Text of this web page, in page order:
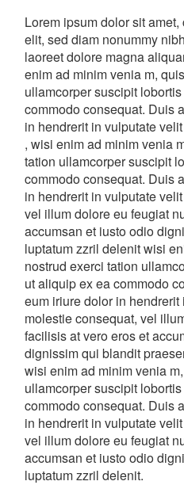
Lorem ipsum dolor sit
elit, sed diam nonummy
laoreet dolore magna
enim ad minim venia m,
ullamcorper suscipit
commodo consequat. Duis
in hendrerit in vulputate
, wisi enim ad minim venia
tation ullamcorper suscipit
commodo consequat. Duis
in hendrerit in vulputate
vel illum dolore eu feugiat
accumsan et iusto odio
luptatum zzril delenit wisi
nostrud exerci tation
ut aliquip ex ea commodo
eum iriure dolor in
molestie consequat, vel
facilisis at vero eros et
dignissim qui blandit
wisi enim ad minim venia
ullamcorper suscipit
commodo consequat. Duis
in hendrerit in vulputate
vel illum dolore eu feugiat
accumsan et iusto odio
luptatum zzril delenit.